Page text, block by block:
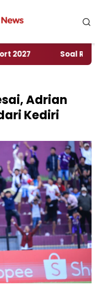
‎Soal Rencana
Adrian
Kediri